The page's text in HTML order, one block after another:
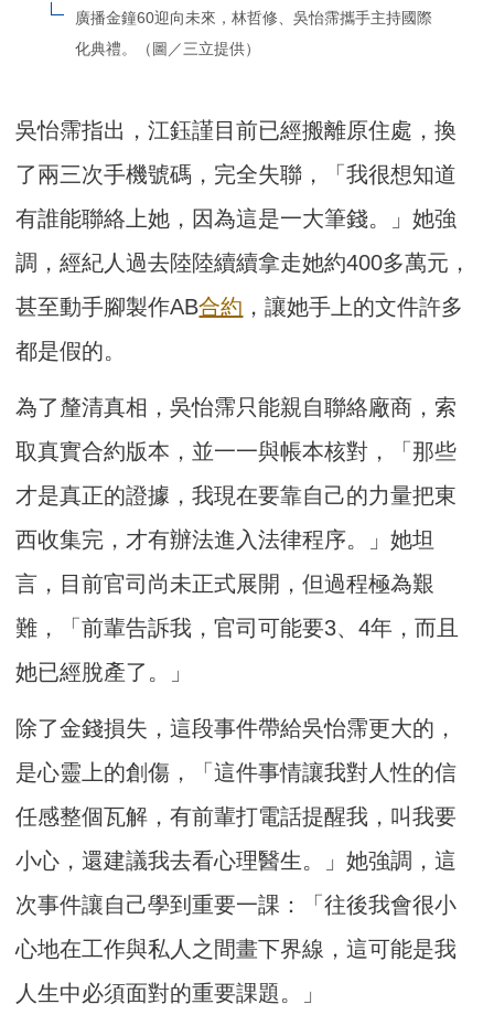
廣播金鐘60迎向未來，林哲修、吳怡霈攜手主持國際
化典禮。（圖／三立提供）
吳怡霈指出，江鈺謹目前已經搬離原住處，換
了兩三次手機號碼，完全失聯，「我很想知道
有誰能聯絡上她，因為這是一大筆錢。」她強
調，經紀人過去陸陸續續拿走她約400多萬元，
甚至動手腳製作AB合約 ，讓她手上的文件許多
都是假的。
為了釐清真相，吳怡霈只能親自聯絡廠商，索
取真實合約版本，並一一與帳本核對，「那些
才是真正的證據，我現在要靠自己的力量把東
西收集完，才有辦法進入法律程序。」她坦
言，目前官司尚未正式展開，但過程極為艱
難，「前輩告訴我，官司可能要3、4年，而且
她已經脫產了。」
除了金錢損失，這段事件帶給吳怡霈更大的，
是心靈上的創傷，「這件事情讓我對人性的信
任感整個瓦解，有前輩打電話提醒我，叫我要
小心，還建議我去看心理醫生。」她強調，這
次事件讓自己學到重要一課：「往後我會很小
心地在工作與私人之間畫下界線，這可能是我
人生中必須面對的重要課題。」